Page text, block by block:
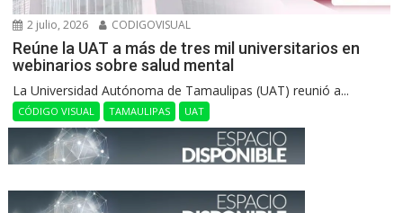
2 julio, 2026 CODIGOVISUAL
Reúne la UAT a más de tres mil universitarios en
webinarios sobre salud mental
La Universidad Autónoma de Tamaulipas (UAT) reunió a...
CÓDIGO VISUAL TAMAULIPAS UAT